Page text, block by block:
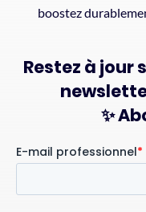
boostez
Restez à jour
✨